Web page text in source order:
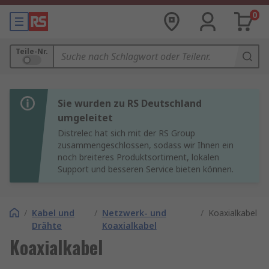
0
Teile-Nr.
Sie wurden zu RS Deutschland
umgeleitet
Distrelec hat sich mit der RS Group
zusammengeschlossen, sodass wir Ihnen ein
noch breiteres Produktsortiment, lokalen
Support und besseren Service bieten können.
/ Kabel und
Drähte
/ Netzwerk- und
Koaxialkabel
/ Koaxialkabel
Koaxialkabel